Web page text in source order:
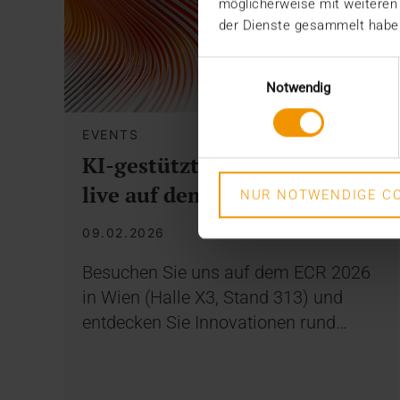
möglicherweise mit
der Dienste gesammelt
Notwendig
NUR NOTWENDIGE
EVENTS
KI-gestützte Radiologie –
live auf dem ECR 2026
09.02.2026
Besuchen Sie uns auf dem ECR 2026
in Wien (Halle X3, Stand 313) und
entdecken Sie Innovationen rund…